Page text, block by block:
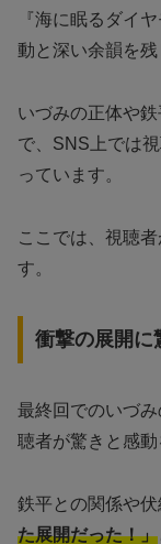
『海に眠るダイ
動と深い余韻を残
いづみの正体や
で、SNS上では
っています。
ここでは、視聴
す。
衝撃の展開に
最終回でのいづ
聴者が驚きと感動
鉄平との関係や伏
た展開だった！」